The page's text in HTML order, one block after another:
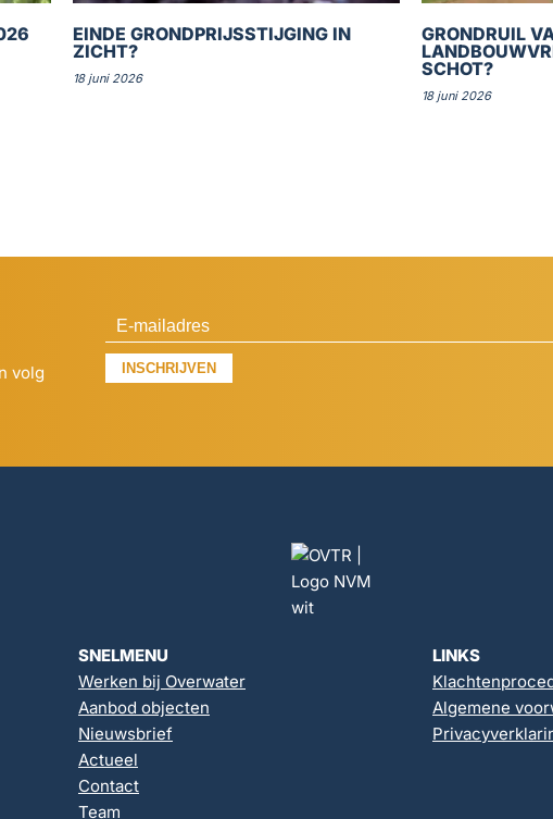
EINDE GRONDPRIJSSTIJGING IN
ZICHT?
18 juni 2026
GRONDRUIL
SCHOT?
18 juni 2026
volg
INSCHRIJVEN
SNELMENU
Werken bij Overwater
Aanbod objecten
Nieuwsbrief
Actueel
Contact
Team
LINKS
Algemene